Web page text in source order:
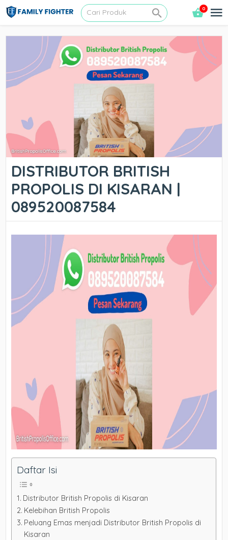
0
DISTRIBUTOR BRITISH
PROPOLIS DI KISARAN |
089520087584
Daftar Isi
Distributor British Propolis di Kisaran
Kelebihan British Propolis
Peluang Emas menjadi Distributor British Propolis di
Kisaran